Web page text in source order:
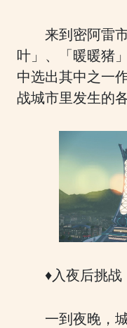
来到密阿雷
叶」、「暖暖猪
中选出其中之一
战城市里发生的
♦入夜后挑战
一到夜晚，